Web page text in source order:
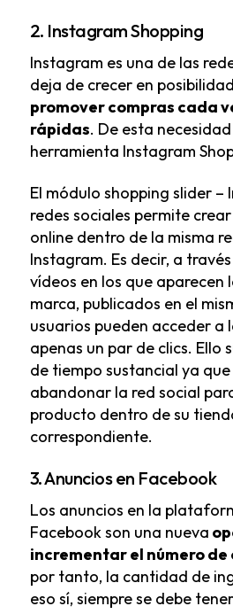
2. Instagram Shopping
Instagram es una de las
deja de crecer en
promover compras cada
rápidas. De esta
herramienta Instagram
El módulo shopping slider –
redes sociales permite
online dentro de la misma
Instagram. Es decir, a
vídeos en los que aparecen
marca, publicados en el
usuarios pueden acceder a
apenas un par de clics. Ello
de tiempo sustancial ya
abandonar la red social
producto dentro de su
correspondiente.
3. Anuncios en Facebook
Los anuncios en la
Facebook son una nueva
incrementar el número de
por tanto, la cantidad de
eso sí, siempre se debe